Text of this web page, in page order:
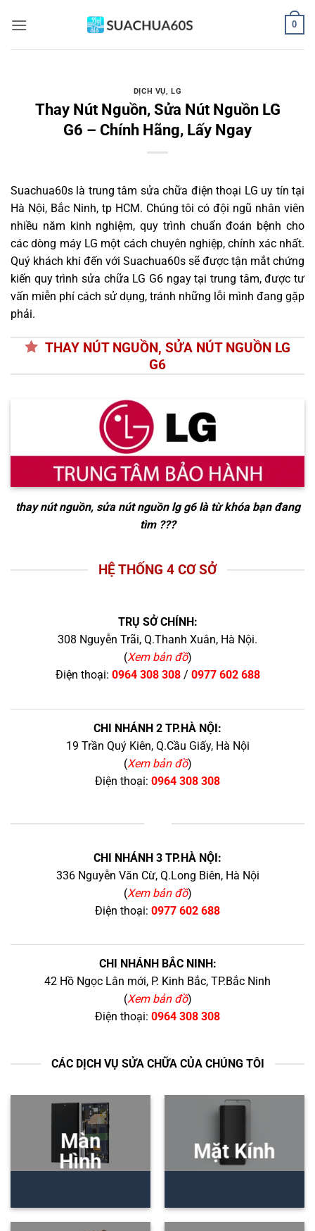
qua
0
DỊCH VỤ, LG
Thay Nút Nguồn, Sửa Nút Nguồn LG
G6 – Chính Hãng, Lấy Ngay
Suachua60s là trung tâm sửa chữa điện thoại LG uy tín tại
Hà Nội, Bắc Ninh, tp HCM. Chúng tôi có đội ngũ nhân viên
nhiều năm kinh nghiệm, quy trình chuẩn đoán bệnh cho
các dòng máy LG một cách chuyên nghiệp, chính xác nhất.
Quý khách khi đến với Suachua60s sẽ được tận mắt chứng
kiến quy trình sửa chữa LG G6 ngay tại trung tâm, được tư
vấn miễn phí cách sử dụng, tránh những lỗi mình đang gặp
phải.
THAY NÚT NGUỒN, SỬA NÚT NGUỒN LG
G6
thay nút nguồn, sửa nút nguồn lg g6là từ khóa bạn đang
tìm ???
HỆ THỐNG 4 CƠ SỞ
TRỤ SỞ CHÍNH:
308 Nguyễn Trãi, Q.Thanh Xuân, Hà Nội.
(Xem bản đồ)
Điện thoại: 0964 308 308/ 0977 602 688
CHI NHÁNH 2 TP.HÀ NỘI:
19 Trần Quý Kiên, Q.Cầu Giấy, Hà Nội
(Xem bản đồ)
Điện thoại: 0964 308 308
CHI NHÁNH 3 TP.HÀ NỘI:
336 Nguyễn Văn Cừ, Q.Long Biên, Hà Nội
(Xem bản đồ)
Điện thoại: 0977 602 688
CHI NHÁNH BẮC NINH:
42 Hồ Ngọc Lân mới, P. Kinh Bắc, TP.Bắc Ninh
(Xem bản đồ)
Điện thoại: 0964 308 308
CÁC DỊCH VỤ SỬA CHỮA CỦA CHÚNG TÔI
Màn
Hình
Mặt Kính